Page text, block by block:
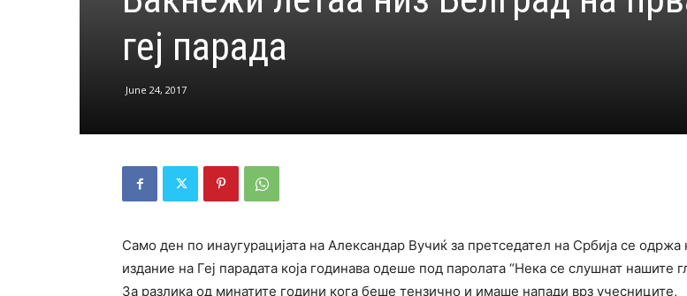
геј парада
June 24, 2017
Само ден по инаугурацијата на Александар Вучиќ за претседател на Србија се одржа
издание на Геј парадата која годинава одеше под паролата “Нека се слушнат нашите
За разлика од минатите години кога беше тензично и имаше напади врз учесниците,